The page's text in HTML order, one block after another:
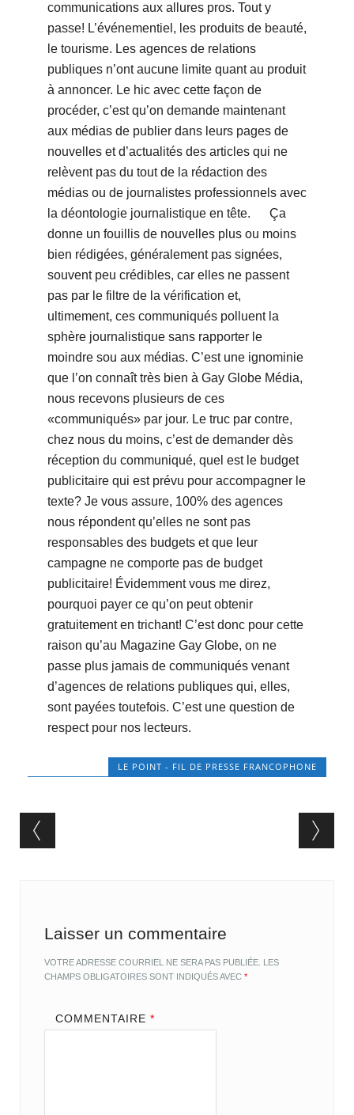
communications aux allures pros. Tout y
passe! L’événementiel, les produits de beauté,
le tourisme. Les agences de relations
publiques n’ont aucune limite quant au produit
à annoncer. Le hic avec cette façon de
procéder, c’est qu’on demande maintenant
aux médias de publier dans leurs pages de
nouvelles et d’actualités des articles qui ne
relèvent pas du tout de la rédaction des
médias ou de journalistes professionnels avec
la déontologie journalistique en tête. Ça
donne un fouillis de nouvelles plus ou moins
bien rédigées, généralement pas signées,
souvent peu crédibles, car elles ne passent
pas par le filtre de la vérification et,
ultimement, ces communiqués polluent la
sphère journalistique sans rapporter le
moindre sou aux médias. C’est une ignominie
que l’on connaît très bien à Gay Globe Média,
nous recevons plusieurs de ces
«communiqués» par jour. Le truc par contre,
chez nous du moins, c’est de demander dès
réception du communiqué, quel est le budget
publicitaire qui est prévu pour accompagner le
texte? Je vous assure, 100% des agences
nous répondent qu’elles ne sont pas
responsables des budgets et que leur
campagne ne comporte pas de budget
publicitaire! Évidemment vous me direz,
pourquoi payer ce qu’on peut obtenir
gratuitement en trichant! C’est donc pour cette
raison qu’au Magazine Gay Globe, on ne
passe plus jamais de communiqués venant
d’agences de relations publiques qui, elles,
sont payées toutefois. C’est une question de
respect pour nos lecteurs.
LE POINT - FIL DE PRESSE FRANCOPHONE
Post navigation
Laisser un commentaire
VOTRE ADRESSE COURRIEL NE SERA PAS PUBLIÉE. LES
CHAMPS OBLIGATOIRES SONT INDIQUÉS AVEC*
COMMENTAIRE *